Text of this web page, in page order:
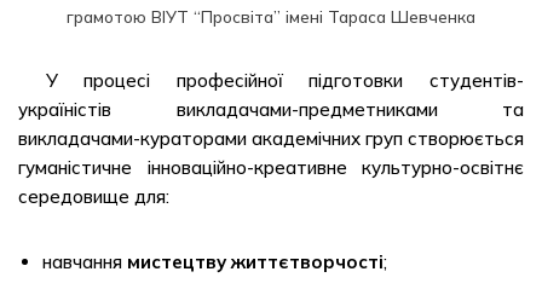
грамотою ВІУТ “Просвіта” імені Тараса Шевченка
У процесі професійної підготовки студентів-
україністів викладачами-предметниками та
викладачами-кураторами академічних груп створюється
гуманістичне інноваційно-креативне культурно-освітнє
середовище для:
навчання мистецтву життєтворчості;